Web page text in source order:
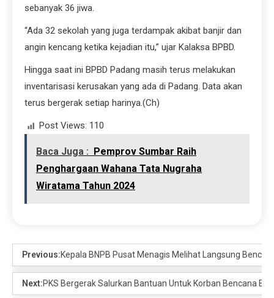
sebanyak 36 jiwa.
“Ada 32 sekolah yang juga terdampak akibat banjir dan
angin kencang ketika kejadian itu,” ujar Kalaksa BPBD.
Hingga saat ini BPBD Padang masih terus melakukan
inventarisasi kerusakan yang ada di Padang. Data akan
terus bergerak setiap harinya.(Ch)
Post Views: 110
Baca Juga : Pemprov Sumbar Raih
Penghargaan Wahana Tata Nugraha
Wiratama Tahun 2024
Previous:Kepala BNPB Pusat Menagis Melihat Langsung
Next:PKS Bergerak Salurkan Bantuan Untuk Korban Bencana